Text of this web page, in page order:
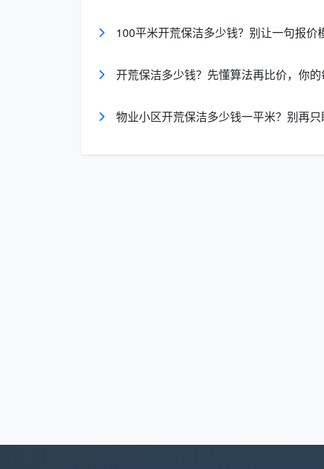
同。原则只有一个：报价即结算价，不到场
为了让每一位业主问到“全屋开荒保洁
及门套清洁等全部12个细项。
100平米开荒保洁多少钱？别让一句报价
开荒保洁多少钱？先懂算法再比价，你
物业小区开荒保洁多少钱一平米？别再